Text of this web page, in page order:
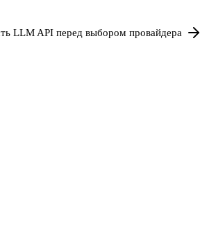
LLM API перед выбором провайдера